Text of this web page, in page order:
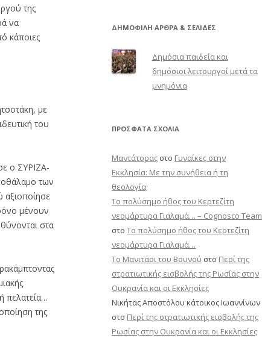
της
να
κάποιες
με
του
ο ΣΥΡΙΖΑ-
των
αξιοποίησε
μένουν
στα
πελατεία…
της
ΔΗΜΟΦΙΛΉ ΆΡΘΡΑ & ΣΕΛΊΔΕΣ
Δημόσια παιδεία και
δημόσιοι λειτουργοί μετά τα
μνημόνια
ΠΡΌΣΦΑΤΑ ΣΧΌΛΙΑ
Μαντάτορας στο Γυναίκες στην
Εκκλησία: Με την συνήθεια ή τη
θεολογία;
Το πολύσημο ήθος του Κερτεζίτη
νεομάρτυρα Γιαλαμά… – Cognosco Team
στο Το πολύσημο ήθος του Κερτεζίτη
νεομάρτυρα Γιαλαμά…
Το Μανιτάρι του Βουνού στο Περί της
στρατιωτικής εισβολής της Ρωσίας στην
Ουκρανία και οι Εκκλησίες
Νικήτας Αποστόλου κάτοικος Ιωαννίνων
στο Περί της στρατιωτικής εισβολής της
Ρωσίας στην Ουκρανία και οι Εκκλησίες